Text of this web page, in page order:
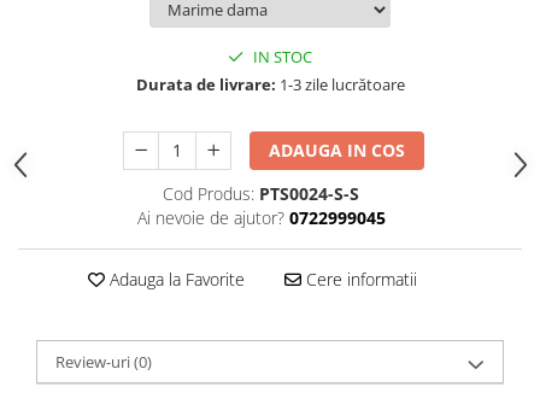
IN STOC
Durata de livrare: 1-3 zile lucrătoare
ADAUGA IN COS
Cod Produs: PTS0024-S-S
Ai nevoie de ajutor? 0722999045
Adauga la Favorite Cere informatii
Review-uri(0)